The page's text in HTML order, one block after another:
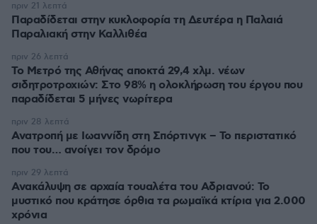
Παραδίδεται στην κυκλοφορία τη Δευτέρα η Παλαιά
Παραλιακή στην Καλλιθέα
πριν 21 λεπτά
Το Μετρό της Αθήνας αποκτά 29,4 χλμ. νέων
σιδητροτροχιών: Στο 98% η ολοκλήρωση του έργου που
παραδίδεται 5 μήνες νωρίτερα
πριν 26 λεπτά
Ανατροπή με Ιωαννίδη στη Σπόρτινγκ – Το περιστατικό
που του… ανοίγει τον δρόμο
πριν 28 λεπτά
Ανακάλυψη σε αρχαία τουαλέτα του Αδριανού: Το
μυστικό που κράτησε όρθια τα ρωμαϊκά κτίρια για 2.000
χρόνια
πριν 29 λεπτά